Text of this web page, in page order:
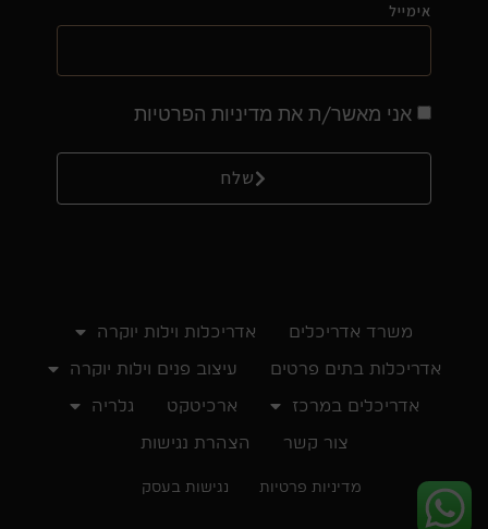
אימייל
אני מאשר/ת את מדיניות הפרטיות
שלח
משרד אדריכלים
אדריכלות וילות יוקרה
אדריכלות בתים פרטים
עיצוב פנים וילות יוקרה
אדריכלים במרכז
ארכיטקט
גלריה
צור קשר
הצהרת נגישות
מדיניות פרטיות נגישות בעסק